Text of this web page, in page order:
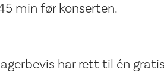
min før konserten.
har rett til én